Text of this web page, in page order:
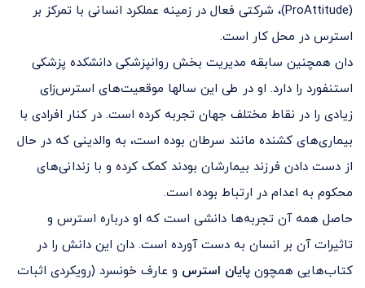
(ProAttitude)، شرکتی فعال در زمینه عملکرد انسانی با تمرکز بر
استرس در محل کار است.
دان همچنین سابقه مدیریت بخش روانپزشکی دانشکده پزشکی
استنفورد را دارد. او در طی این سالها موقعیت‌های استرس‌زای
زیادی را در نقاط مختلف جهان تجربه کرده است. در کنار افرادی با
بیماری‌های کشنده مانند سرطان بوده است، به والدینی که در حال
از دست دادن فرزند بیمارشان بودند کمک کرده و با زندانی‌های
محکوم به اعدام در ارتباط بوده است.
حاصل همه آن تجربه‌ها دانشی است که او درباره استرس و
تاثیرات آن بر انسان به دست آورده است. دان این دانش را در
کتاب‌هایی همچون پایان استرس و عارف خونسرد (رویکردی اثبات